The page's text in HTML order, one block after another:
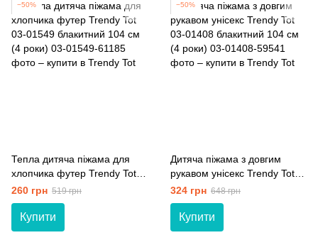
−50%
Тепла дитяча піжама для
хлопчика футер Trendy Tot
03-01549 блакитний 104 см
(4 роки)
260 грн 519 грн
Купити
−50%
Дитяча піжама з довгим
рукавом унісекс Trendy Tot
03-01408 блакитний 104 см
(4 роки)
324 грн 648 грн
Купити